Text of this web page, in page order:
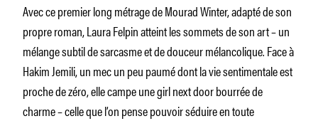
Avec ce premier long métrage de Mourad Winter, adapté de son
propre roman, Laura Felpin atteint les sommets de son art – un
mélange subtil de sarcasme et de douceur mélancolique. Face à
Hakim Jemili, un mec un peu paumé dont la vie sentimentale est
proche de zéro, elle campe une girl next door bourrée de
charme – celle que l’on pense pouvoir séduire en toute